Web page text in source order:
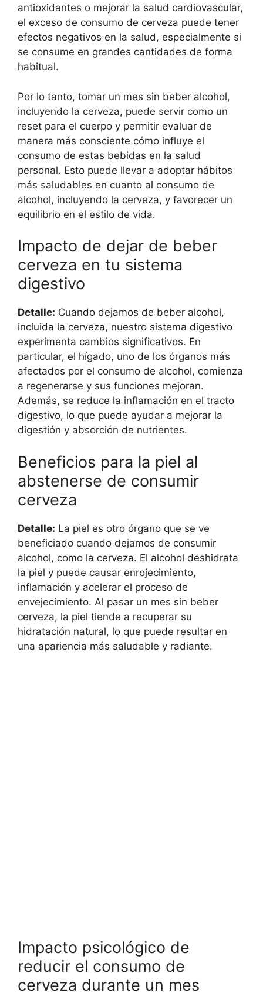
antioxidantes o mejorar la salud cardiovascular,
el exceso de consumo de cerveza puede tener
efectos negativos en la salud, especialmente si
se consume en grandes cantidades de forma
habitual.
Por lo tanto, tomar un mes sin beber alcohol,
incluyendo la cerveza, puede servir como un
reset para el cuerpo y permitir evaluar de
manera más consciente cómo influye el
consumo de estas bebidas en la salud
personal. Esto puede llevar a adoptar hábitos
más saludables en cuanto al consumo de
alcohol, incluyendo la cerveza, y favorecer un
equilibrio en el estilo de vida.
Impacto de dejar de beber
cerveza en tu sistema
digestivo
Detalle: Cuando dejamos de beber alcohol,
incluida la cerveza, nuestro sistema digestivo
experimenta cambios significativos. En
particular, el hígado, uno de los órganos más
afectados por el consumo de alcohol, comienza
a regenerarse y sus funciones mejoran.
Además, se reduce la inflamación en el tracto
digestivo, lo que puede ayudar a mejorar la
digestión y absorción de nutrientes.
Beneficios para la piel al
abstenerse de consumir
cerveza
Detalle: La piel es otro órgano que se ve
beneficiado cuando dejamos de consumir
alcohol, como la cerveza. El alcohol deshidrata
la piel y puede causar enrojecimiento,
inflamación y acelerar el proceso de
envejecimiento. Al pasar un mes sin beber
cerveza, la piel tiende a recuperar su
hidratación natural, lo que puede resultar en
una apariencia más saludable y radiante.
Impacto psicológico de
reducir el consumo de
cerveza durante un mes